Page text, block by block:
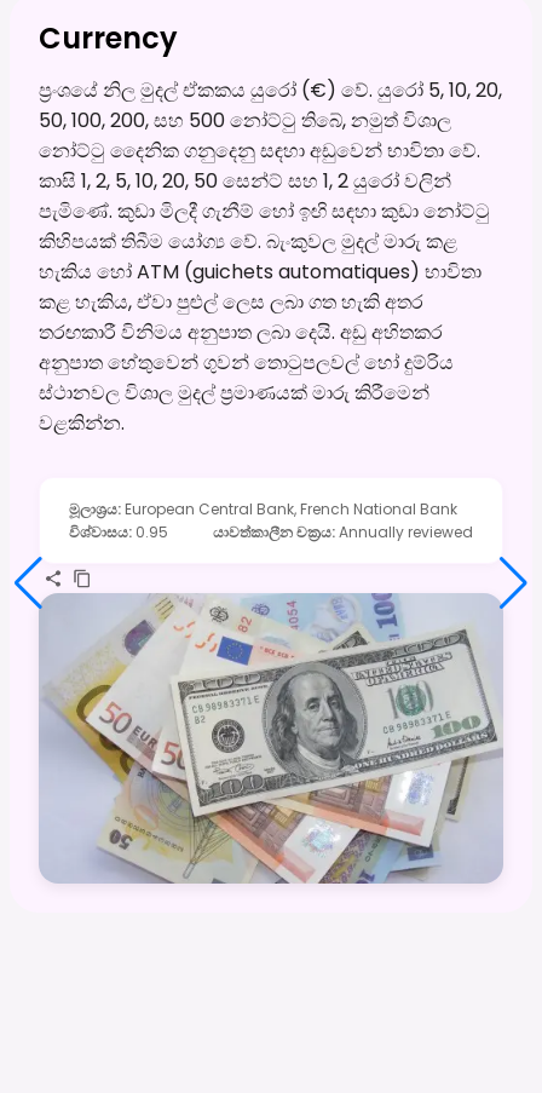
Currency
ප්‍රංශයේ නිල මුදල් ඒකකය යුරෝ (€) වේ. යුරෝ 5, 10, 20,
50, 100, 200, සහ 500 නෝට්ටු තිබේ, නමුත් විශාල
නෝට්ටු දෛනික ගනුදෙනු සඳහා අඩුවෙන් භාවිතා වේ.
කාසි 1, 2, 5, 10, 20, 50 සෙන්ට් සහ 1, 2 යුරෝ වලින්
පැමිණේ. කුඩා මිලදී ගැනීම් හෝ ඉඟි සඳහා කුඩා නෝට්ටු
කිහිපයක් තිබීම යෝග්‍ය වේ. බැංකුවල මුදල් මාරු කළ
හැකිය හෝ ATM (guichets automatiques) භාවිතා
කළ හැකිය, ඒවා පුළුල් ලෙස ලබා ගත හැකි අතර
තරඟකාරී විනිමය අනුපාත ලබා දෙයි. අඩු අහිතකර
අනුපාත හේතුවෙන් ගුවන් තොටුපලවල් හෝ දුම්රිය
ස්ථානවල විශාල මුදල් ප්‍රමාණයක් මාරු කිරීමෙන්
වළකින්න.
මූලාශ්‍රය: European Central Bank, French National Bank
විශ්වාසය: 0.95 යාවත්කාලීන චක්‍රය:Annually reviewed